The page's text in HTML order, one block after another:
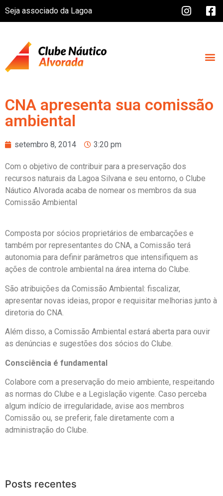
Seja associado da Lagoa
CNA apresenta sua comissão
ambiental
setembro 8, 2014 3:20 pm
Com o objetivo de contribuir para a preservação dos
recursos naturais da Lagoa Silvana e seu entorno, o Clube
Náutico Alvorada acaba de nomear os membros da sua
Comissão Ambiental
Composta por sócios proprietários de embarcações e
também por representantes do CNA, a Comissão terá
autonomia para definir parâmetros que intensifiquem as
ações de controle ambiental na área interna do Clube.
São atribuições da Comissão Ambiental: fiscalizar,
apresentar novas ideias, propor e requisitar melhorias junto à
diretoria do CNA.
Além disso, a Comissão Ambiental estará aberta para ouvir
as denúncias e sugestões dos sócios do Clube.
Consciência é fundamental
Colabore com a preservação do meio ambiente, respeitando
as normas do Clube e a Legislação vigente. Caso perceba
algum indício de irregularidade, avise aos membros
Comissão ou, se preferir, fale diretamente com a
administração do Clube.
Posts recentes